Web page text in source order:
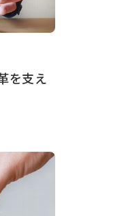
を支え